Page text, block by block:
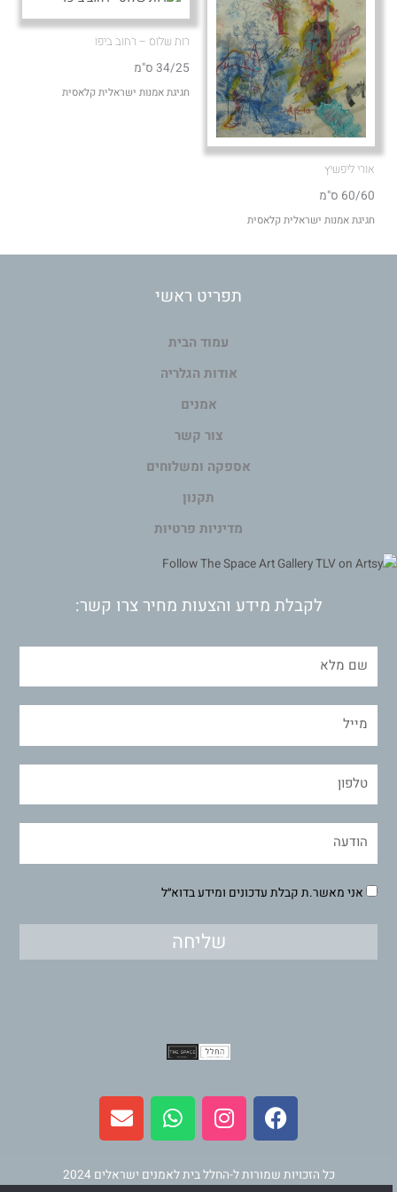
אורי ליפשיץ
60/60 ס"מ
חגיגת אמנות ישראלית קלאסית
רות שלוס – רחוב ביפו
34/25 ס"מ
חגיגת אמנות ישראלית קלאסית
תפריט ראשי
עמוד הבית
אודות הגלריה
אמנים
צור קשר
אספקה ומשלוחים
תקנון
מדיניות פרטיות
לקבלת מידע והצעות מחיר צרו קשר:
אני מאשר.ת קבלת עדכונים ומידע בדוא״ל
שליחה
F
a
c
b
I
n
s
a
W
h
a
s
E
n
v
l
כל הזכויות שמורות ל-החלל בית לאמנים ישראלים 2024